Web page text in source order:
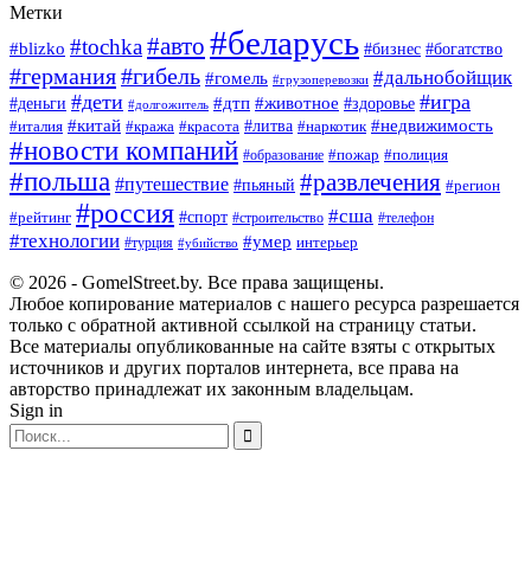
Метки
#blizko #tochka#авто #беларусь #бизнес #богатство
#германия#гибель #гомель #грузоперевозки #дальнобойщик
#деньги #дети #долгожитель #дтп #животное #здоровье #игра
#италия #китай #кража #красота #литва #наркотик #недвижимость
#новости компаний #образование #пожар #полиция
#польша #путешествие #пьяный #развлечения #регион
#рейтинг #россия #спорт #строительство #сша #телефон
#технологии #турция #убийство #умер интерьер
© 2026 - GomelStreet.by. Все права защищены.
Любое копирование материалов с нашего ресурса разрешается
только с обратной активной ссылкой на страницу статьи.
Все материалы опубликованные на сайте взяты с открытых
источников и других порталов интернета, все права на
авторство принадлежат их законным владельцам.
Sign in